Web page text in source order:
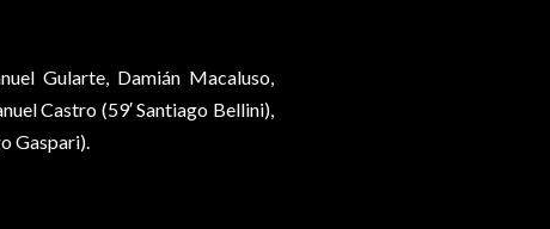
Gularte, Damián Macaluso,
Castro (59′ Santiago Bellini),
Gaspari).